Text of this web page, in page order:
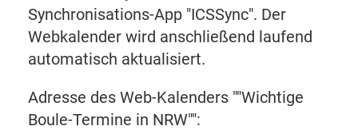
Synchronisations-App "ICSSync". Der
Webkalender wird anschließend laufend
automatisch aktualisiert.
Adresse des Web-Kalenders ""Wichtige
Boule-Termine in NRW"":